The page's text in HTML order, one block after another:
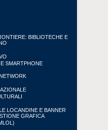
BIBLIOTECHE E
SMARTPHONE
LOCANDINE E BANNER
GRAFICA